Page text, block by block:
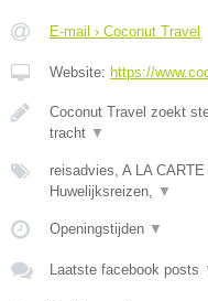
E-mail › Coconut Travel
Website: https://
Coconut Travel zoekt
tracht ▼
reisadvies, A LA
Huwelijksreizen, ▼
Openingstijden ▼
Laatste facebook posts